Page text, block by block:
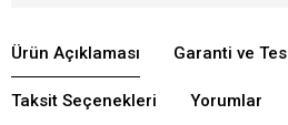
Ürün Açıklaması Garanti ve
Taksit Seçenekleri Yorumlar